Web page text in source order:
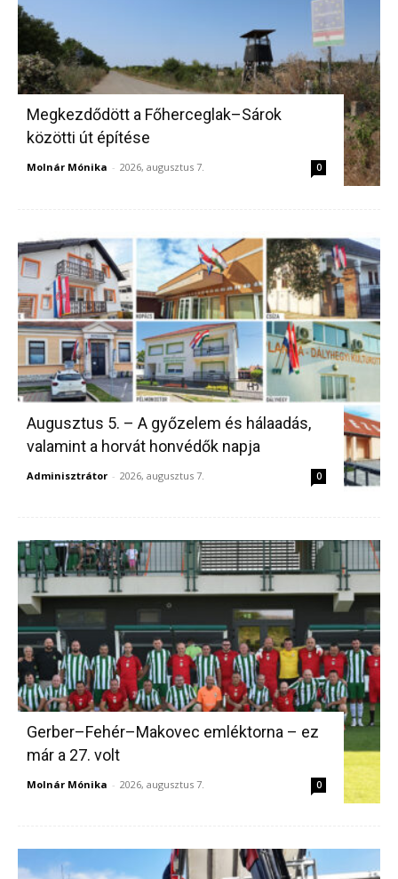
Megkezdődött a Főherceglak–Sárok
közötti út építése
Molnár Mónika - 2026, augusztus 7. 0
Augusztus 5. – A győzelem és hálaadás,
valamint a horvát honvédők napja
Adminisztrátor - 2026, augusztus 7. 0
Gerber–Fehér–Makovec emléktorna – ez
már a 27. volt
Molnár Mónika - 2026, augusztus 7. 0